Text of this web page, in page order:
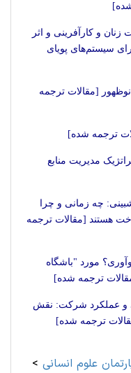
زنان و کارآفرینی و اثر
سیستم‌های پویای
[مقالات ترجمه
ترجمه شده]
مدیریت منابع
چه زمانی و چرا
هستند [مقالات ترجمه
مورد "باشگاه
ترجمه شده]
و عملکرد شرکت: نقش
ترجمه شده]
علوم انسانی >